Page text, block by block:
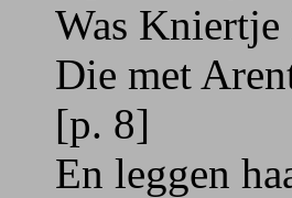
Was Kniertje
Die met
[p. 8]
En leggen